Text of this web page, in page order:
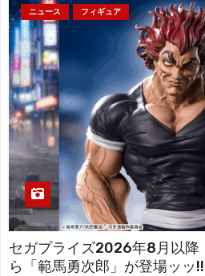
ニュース フィギュア
セガプライズ2026年8月以降
ら「範馬勇次郎」が登場ッッ!!